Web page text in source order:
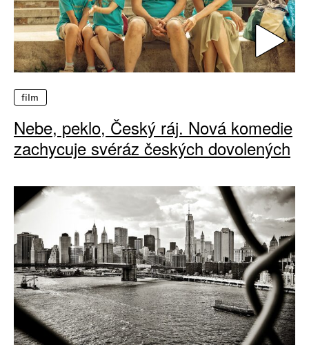
film
Nebe, peklo, Český ráj. Nová komedie
zachycuje svéráz českých dovolených